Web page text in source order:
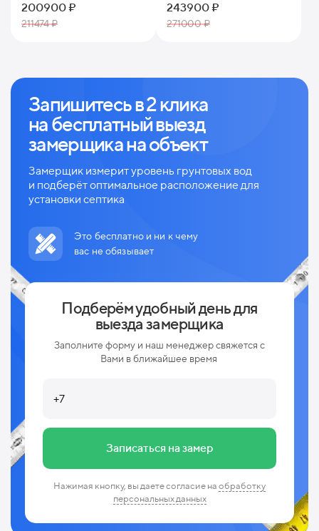
200900 ₽
211474 ₽
243900 ₽
271000 ₽
Запишитесь в 2 клика
набесплатный выезд
замерщика на объект
Замерщик измерит уровень грунтовых вод
и подберёт оптимальное расположение для
установки септика
Это бесплатно и ни к чему
вас не обязывает
Подберём удобный день для
выезда замерщика
Заполните форму и наш менеджер свяжется с
Вами в ближайшее время
Записаться на замер
Нажимая кнопку, вы даете согласие на обработку
персональных данных